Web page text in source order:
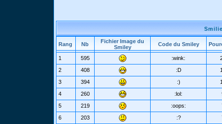
Rang Nb
Fichier Image du
Smiley
Code du Smiley
1 595 :wink:
2
408 :D
3
394 :)
4
260 :lol:
5
219 :oops:
6
203 :?